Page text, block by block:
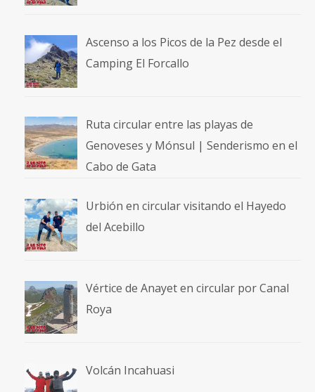
Ascenso a los Picos de la Pez desde el
Camping El Forcallo
Ruta circular entre las playas de
Genoveses y Mónsul | Senderismo en el
Cabo de Gata
Urbión en circular visitando el Hayedo
del Acebillo
Vértice de Anayet en circular por Canal
Roya
Volcán Incahuasi